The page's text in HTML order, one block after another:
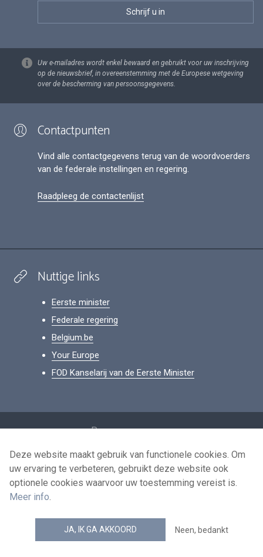
Uw e-mailadres wordt enkel bewaard en gebruikt voor uw inschrijving
op de nieuwsbrief, in overeenstemming met de Europese wetgeving
over de bescherming van persoonsgegevens.
Contactpunten
Vind alle contactgegevens terug van de woordvoerders
van de federale instellingen en regering.
Raadpleeg de contactenlijst
Nuttige links
Eerste minister
Federale regering
Belgium.be
Your Europe
FOD Kanselarij van de Eerste Minister
Persoonsgegevens
Voorwaarden voor het hergebruik
Contacteer ons
news.belgium RSS feed
© 2026 - news.belgium.be
Deze website maakt gebruik van functionele cookies. Om
uw ervaring te verbeteren, gebruikt deze website ook
optionele cookies waarvoor uw toestemming vereist is.
Meer info.
JA, IK GA AKKOORD Neen, bedankt